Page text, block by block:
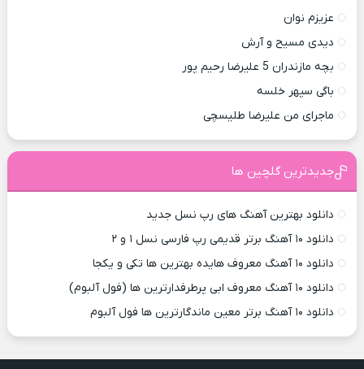
عزیزم نوان
دیدی مسیح و آرش
بچه مازندران 5 علیرضا رحیم پور
باگی سپهر خلسه
ماجرای من علیرضا طلیسچی
جدیدترین گلچین ها
دانلود بهترین آهنگ های رپ نسل جدید
دانلود ۱۰ آهنگ برتر قدیمی رپ فارسی نسل ۱ و ۲
دانلود ۱۰ آهنگ معروف هایده بهترین ها تکی و یکجا
دانلود ۱۰ آهنگ معروف ابی پرطرفدارترین ها (فول آلبوم)
دانلود ۱۰ آهنگ برتر معین ماندگارترین ها فول آلبوم